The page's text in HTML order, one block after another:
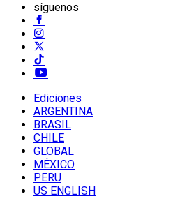
síguenos
Ediciones
ARGENTINA
BRASIL
CHILE
GLOBAL
MÉXICO
PERU
US ENGLISH